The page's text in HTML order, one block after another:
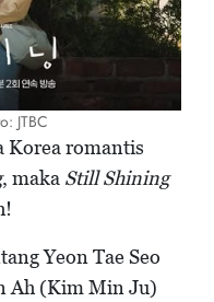
JTBC
Korea romantis
, maka Still Shining
Yeon Tae Seo
Ah (Kim Min Ju)